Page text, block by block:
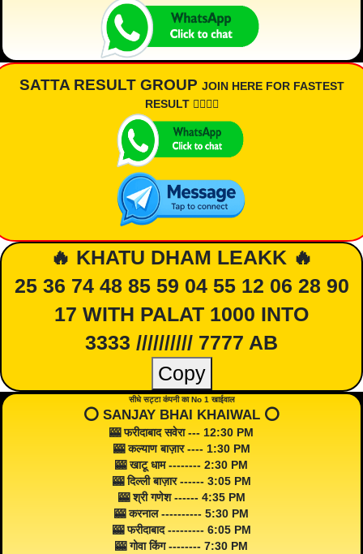
SATTA RESULT GROUP JOIN HERE FOR FASTEST
RESULT 👇🏾👇🏾
🔥 KHATU DHAM LEAKK 🔥
25 36 74 48 85 59 04 55 12 06 28 90
17 WITH PALAT 1000 INTO
3333 ////////// 7777 AB
Copy
सीधे सट्टा कंपनी का No 1 खाईवाल
⭕️ SANJAY BHAI KHAIWAL ⭕️
🎰 फरीदाबाद सवेरा --- 12:30 PM
🎰 कल्याण बाज़ार ---- 1:30 PM
🎰 खाटू धाम -------- 2:30 PM
🎰 दिल्ली बाज़ार ------ 3:05 PM
🎰 श्री गणेश ------ 4:35 PM
🎰 करनाल ---------- 5:30 PM
🎰 फरीदाबाद --------- 6:05 PM
🎰 गोवा किंग -------- 7:30 PM